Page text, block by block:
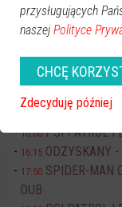
31
1 2
Wydarzenia
Kino JANTAR
16:00 PSI PATROL I
16:15 ODZYSKANY -
17:50 SPIDER-MAN
DUB
przysługujących
naszej Polityce
CHCĘ
Zdecyduję później